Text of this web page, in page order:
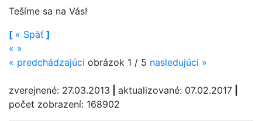
Tešíme sa na Vás!
[ « Späť ]
« »
« predchádzajúci obrázok 1 / 5 nasledujúci »
zverejnené: 27.03.2013 aktualizované: 07.02.2017
počet zobrazení: 168902